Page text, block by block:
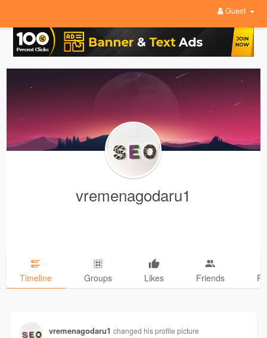
Guest
vremenagodaru1
Timeline Groups Likes Friends
vremenagodaru1 changed his profile picture